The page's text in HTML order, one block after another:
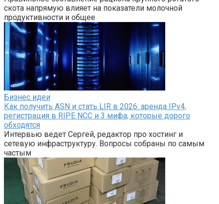
скота напрямую влияет на показатели молочной
продуктивности и общее
Бизнес идеи
Как получить ASN и стать LIR в 2026: аренда IPv4,
регистрация в RIPE NCC и 3 мифа, которые дорого
обходятся
Интервью ведет Сергей, редактор про хостинг и
сетевую инфраструктуру. Вопросы собраны по самым
частым